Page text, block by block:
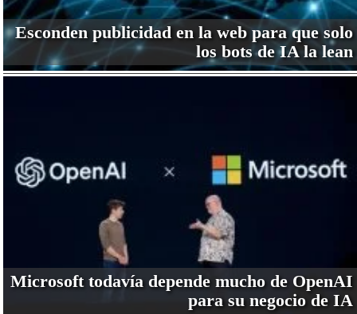
Esconden publicidad en la web para que solo
los bots de IA la lean
Microsoft todavía depende mucho de OpenAI
para su negocio de IA